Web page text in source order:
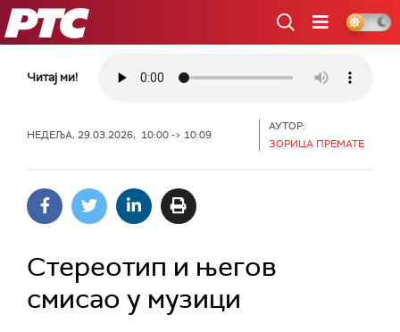
РТС
Читај ми!
НЕДЕЉА, 29.03.2026, 10:00 -> 10:09
АУТОР:
ЗОРИЦА ПРЕМАТЕ
Стереотип и његов
смисао у музици